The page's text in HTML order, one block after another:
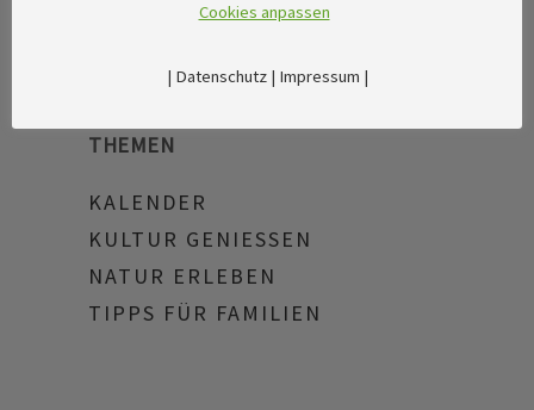
THEMEN
KALENDER
KULTUR GENIESSEN
NATUR ERLEBEN
TIPPS FÜR FAMILIEN
Cookies anpassen
| Datenschutz| Impressum |